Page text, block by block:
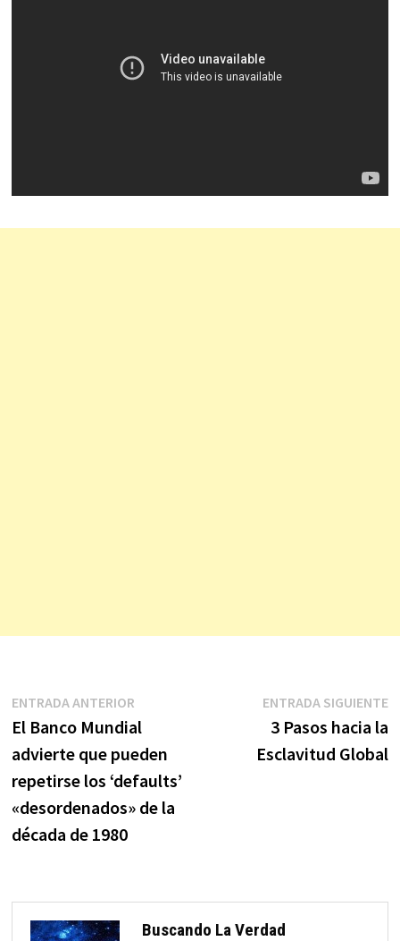
Navegación
de
entradas
ENTRADA ANTERIOREntrada
anterior:
El Banco Mundial
advierte que pueden
repetirse los ‘defaults’
«desordenados» de la
década de 1980
ENTRADA SIGUIENTE
3 Pasos hacia la
Esclavitud Global
Buscando La Verdad